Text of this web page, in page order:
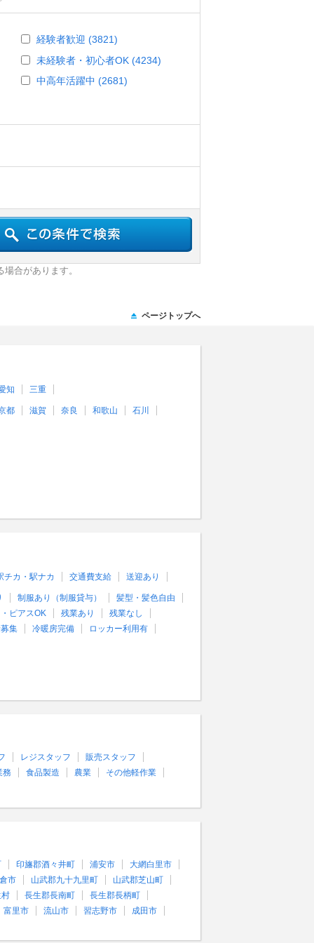
経験者歓迎 (3821)
未経験者・初心者OK (4234)
中高年活躍中 (2681)
合があります。
知 三重
都 滋賀 奈良 和歌山 石川
チカ・駅ナカ 交通費支給 送迎あり
制服あり（制服貸与）
髪型・髪色自由
ピアスOK
残業あり
残業なし
集
冷暖房完備 ロッカー利用有
レジスタッフ
販売スタッフ
務
食品製造 農業 その他軽作業
印旛郡酒々井町 浦安市
大網白里市
市
山武郡九十九里町
山武郡芝山町
長生郡長南町
長生郡長柄町
富里市
流山市 習志野市 成田市
ページトップへ